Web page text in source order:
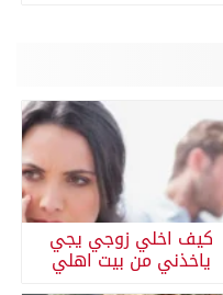
كيف اخلي زوجي يجي
ياخذني من بيت اهلي